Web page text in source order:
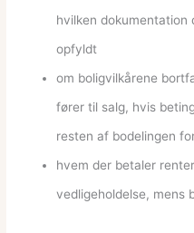
hvilken dokumentation
opfyldt
om boligvilkårene
fører til salg, hvis
resten af bodelingen
hvem der betaler
vedligeholdelse, mens